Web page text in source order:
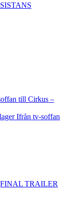
till Cirkus –
Ifrån tv-soffan
TRAILER